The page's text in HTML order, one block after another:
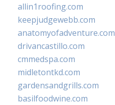
allin1roofing.com
keepjudgewebb.com
anatomyofadventure.com
drivancastillo.com
cmmedspa.com
midletontkd.com
gardensandgrills.com
basilfoodwine.com